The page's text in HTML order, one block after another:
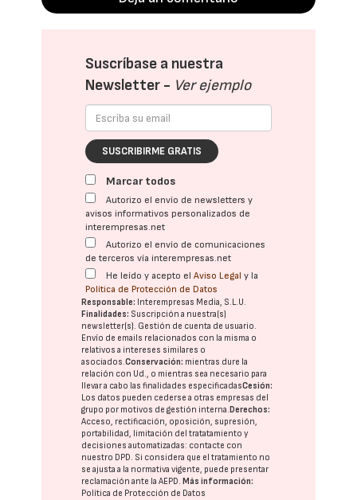
Suscríbase a nuestra
Newsletter - Ver ejemplo
SUSCRIBIRME GRATIS
Marcar todos
Autorizo el envío de newsletters y
avisos informativos personalizados de
interempresas.net
Autorizo el envío de comunicaciones
de terceros vía interempresas.net
He leído y acepto elAviso Legal y la
Política de Protección de Datos
Responsable: Interempresas Media, S.L.U.
Finalidades: Suscripción a nuestra(s)
newsletter(s). Gestión de cuenta de usuario.
Envío de emails relacionados con la misma o
relativos a intereses similares o
asociados.Conservación: mientras dure la
relación con Ud., o mientras sea necesario para
llevar a cabo las finalidades especificadasCesión:
Los datos pueden cederse a otras empresas del
grupo por motivos de gestión interna. Derechos:
Acceso, rectificación, oposición, supresión,
portabilidad, limitación del tratatamiento y
decisiones automatizadas: contacte con
nuestro DPD. Si considera que el tratamiento no
se ajusta a la normativa vigente, puede presentar
reclamación ante laAEPD. Más información:
Política de Protección de Datos